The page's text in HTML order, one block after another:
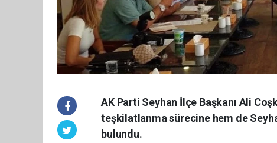
AK Parti Seyhan İlçe Başkanı Ali
teşkilatlanma sürecine hem de
bulundu.